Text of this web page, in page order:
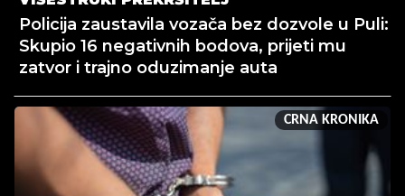
Policija zaustavila vozača bez dozvole u Puli:
Skupio 16 negativnih bodova, prijeti mu
zatvor i trajno oduzimanje auta
CRNA KRONIKA